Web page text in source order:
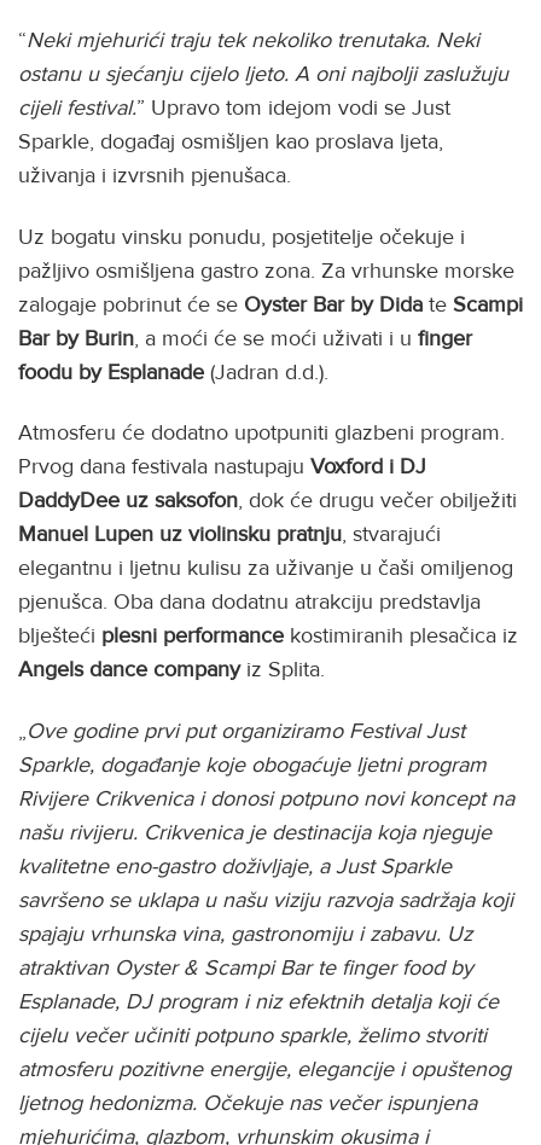
“Neki mjehurići traju tek nekoliko trenutaka. Neki
ostanu u sjećanju cijelo ljeto. A oni najbolji zaslužuju
cijeli festival.” Upravo tom idejom vodi se Just
Sparkle, događaj osmišljen kao proslava ljeta,
uživanja i izvrsnih pjenušaca.
Uz bogatu vinsku ponudu, posjetitelje očekuje i
pažljivo osmišljena gastro zona. Za vrhunske morske
zalogaje pobrinut će se Oyster Bar by Dida te Scampi
Bar by Burin, a moći će se moći uživati i u finger
foodu by Esplanade (Jadran d.d.).
Atmosferu će dodatno upotpuniti glazbeni program.
Prvog dana festivala nastupaju Voxford i DJ
DaddyDee uz saksofon, dok će drugu večer obilježiti
Manuel Lupen uz violinsku pratnju, stvarajući
elegantnu i ljetnu kulisu za uživanje u čaši omiljenog
pjenušca. Oba dana dodatnu atrakciju predstavlja
blješteći plesni performance kostimiranih plesačica iz
Angels dance company iz Splita.
„Ove godine prvi put organiziramo Festival Just
Sparkle, događanje koje obogaćuje ljetni program
Rivijere Crikvenica i donosi potpuno novi koncept na
našu rivijeru. Crikvenica je destinacija koja njeguje
kvalitetne eno-gastro doživljaje, a Just Sparkle
savršeno se uklapa u našu viziju razvoja sadržaja koji
spajaju vrhunska vina, gastronomiju i zabavu. Uz
atraktivan Oyster & Scampi Bar te finger food by
Esplanade, DJ program i niz efektnih detalja koji će
cijelu večer učiniti potpuno sparkle, želimo stvoriti
atmosferu pozitivne energije, elegancije i opuštenog
ljetnog hedonizma. Očekuje nas večer ispunjena
mjehurićima, glazbom, vrhunskim okusima i